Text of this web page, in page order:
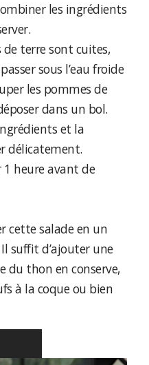
les ingrédients
de terre sont cuites,
sous l’eau froide
les pommes de
dans un bol.
et la
délicatement.
heure avant de
cette salade en un
suffit d’ajouter une
du thon en conserve,
à la coque ou bien